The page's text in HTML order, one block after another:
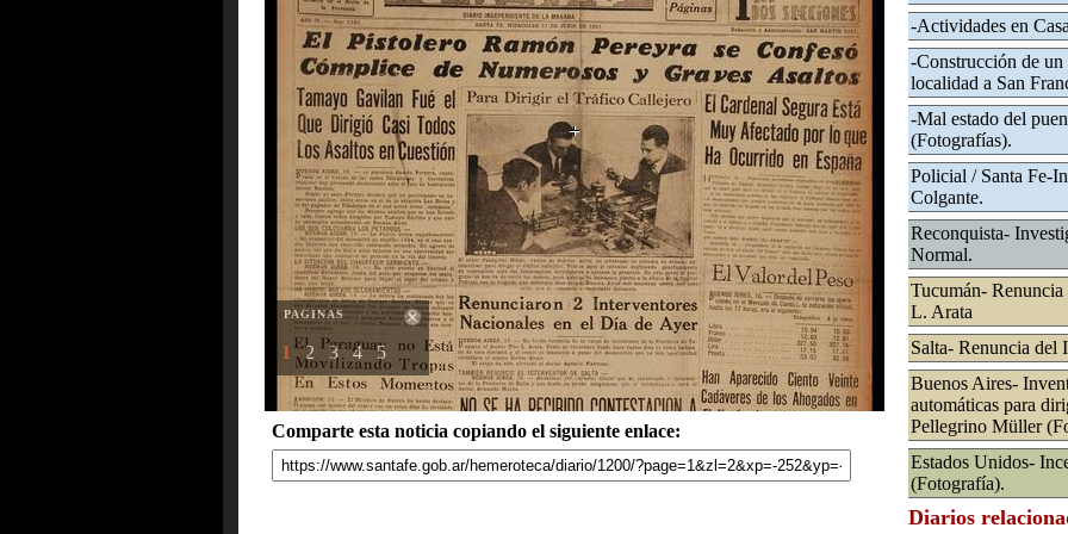
PAGINAS
1 2 3 4 5
Comparte esta noticia copiando el siguiente enlace:
-Actividades en
-Construcción de un
localidad a San
-Mal estado del
(Fotografías).
Policial / Santa Fe-
Colgante.
Reconquista-
Normal.
Tucumán-
L. Arata
Salta- Renuncia del
Buenos Aires-
automáticas para
Pellegrino Müller
Estados Unidos-
(Fotografía).
Diarios